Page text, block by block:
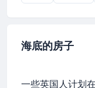
海底的房子
一些英国人计划